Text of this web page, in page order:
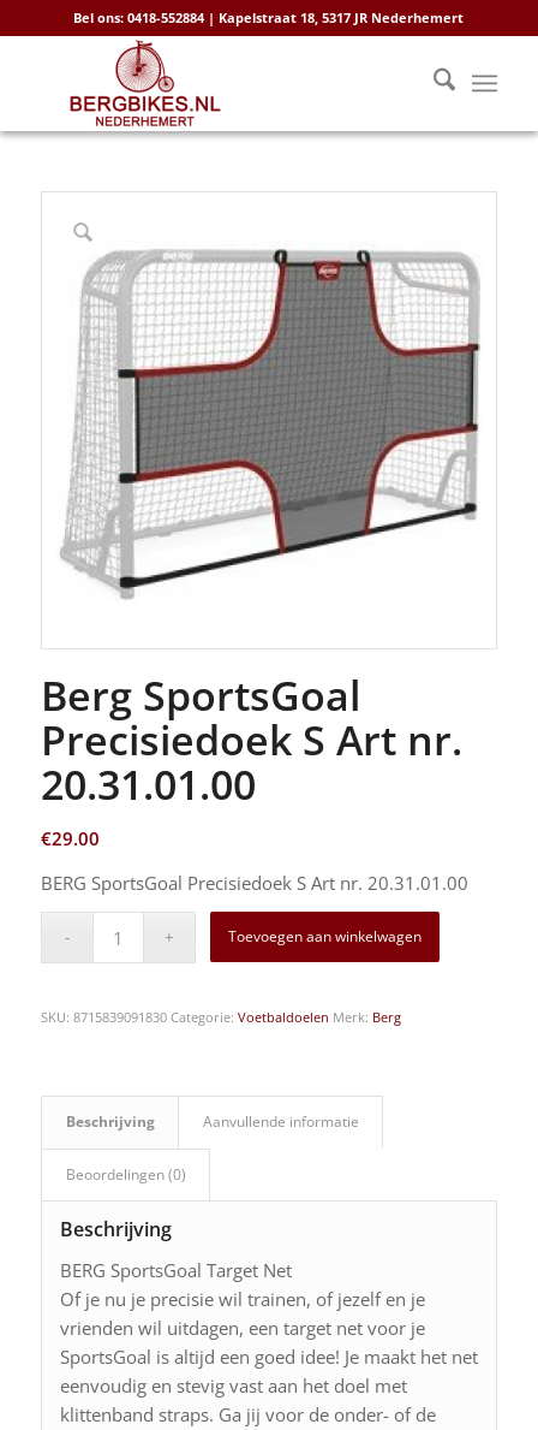
Bel ons: 0418-552884 | Kapelstraat 18, 5317 JR Nederhemert
Berg SportsGoal
Precisiedoek S Art nr.
20.31.01.00
€29.00
BERG SportsGoal Precisiedoek S Art nr. 20.31.01.00
Toevoegen aan winkelwagen
SKU: 8715839091830 Categorie: Voetbaldoelen Merk: Berg
Beschrijving Aanvullende informatie
Beoordelingen (0)
Beschrijving
BERG SportsGoal Target Net
Of je nu je precisie wil trainen, of jezelf en je
vrienden wil uitdagen, een target net voor je
SportsGoal is altijd een goed idee! Je maakt het net
eenvoudig en stevig vast aan het doel met
klittenband straps. Ga jij voor de onder- of de